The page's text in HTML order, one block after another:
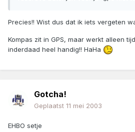
Precies!! Wist dus dat ik iets vergeten
Kompas zit in GPS, maar werkt alleen
inderdaad heel handig!! HaHa
Gotcha!
Geplaatst 11 mei 2003
EHBO setje